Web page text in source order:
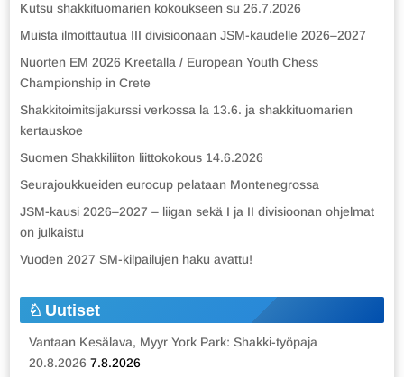
Kutsu shakkituomarien kokoukseen su 26.7.2026
Muista ilmoittautua III divisioonaan JSM-kaudelle 2026–2027
Nuorten EM 2026 Kreetalla / European Youth Chess
Championship in Crete
Shakkitoimitsijakurssi verkossa la 13.6. ja shakkituomarien
kertauskoe
Suomen Shakkiliiton liittokokous 14.6.2026
Seurajoukkueiden eurocup pelataan Montenegrossa
JSM-kausi 2026–2027 – liigan sekä I ja II divisioonan ohjelmat
on julkaistu
Vuoden 2027 SM-kilpailujen haku avattu!
Uutiset
Vantaan Kesälava, Myyr York Park: Shakki-työpaja
20.8.2026 7.8.2026